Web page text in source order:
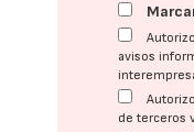
avisos
de terceros